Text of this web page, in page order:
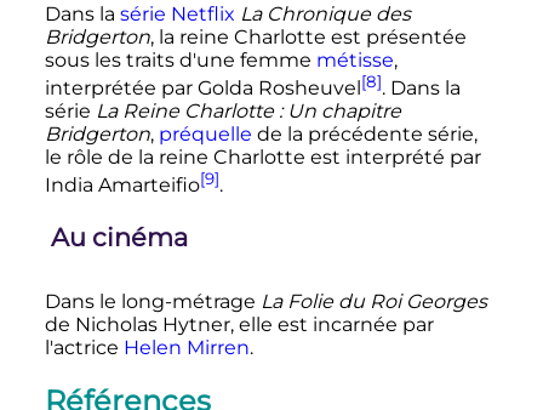
Dans la série Netflix La Chronique des
Bridgerton, la reine Charlotte est présentée
sous les traits d'une femme métisse,
interprétée par Golda Rosheuvel [8]. Dans la
série La Reine Charlotte : Un chapitre
Bridgerton, préquelle de la précédente série,
le rôle de la reine Charlotte est interprété par
India Amarteifio[9].
Au cinéma
Dans le long-métrage La Folie du Roi Georges
de Nicholas Hytner, elle est incarnée par
l'actrice Helen Mirren.
Références